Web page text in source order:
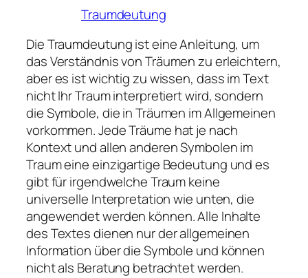
Traumdeutung
Die Traumdeutung ist eine Anleitung, um
das Verständnis von Träumen zu erleichtern,
aber es ist wichtig zu wissen, dass im Text
nicht Ihr Traum interpretiert wird, sondern
die Symbole, die in Träumen im Allgemeinen
vorkommen. Jede Träume hat je nach
Kontext und allen anderen Symbolen im
Traum eine einzigartige Bedeutung und es
gibt für irgendwelche Traum keine
universelle Interpretation wie unten, die
angewendet werden können. Alle Inhalte
des Textes dienen nur der allgemeinen
Information über die Symbole und können
nicht als Beratung betrachtet werden.